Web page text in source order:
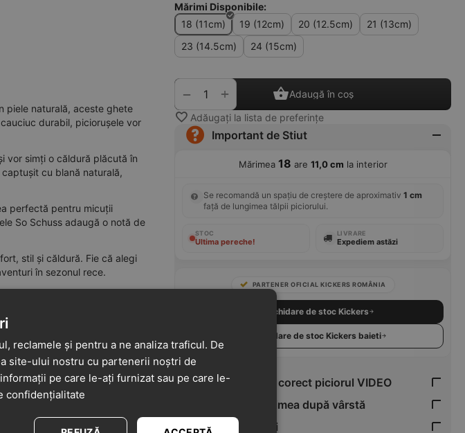
Mărimi Disponibile:
18 (11cm)
19 (12cm) 20 (12.5cm)
21 (13cm)
23 (14.5cm)
24 (15cm)
+
−
Adaugă în coș
Adăugați la lista de preferințe
Important de Stiut
Mărimea 18 are 11,0 cm la interior
Se recomandă un spațiu de creștere de aproximativ 1 cm
față de lungimea tălpii piciorului.
STOC
Ultima pereche!
LIVRARE
Expediem astăzi
PARTENER OFICIAL KICKERS ROMÂNIA
Vezi Lichidare de stoc Kickers
Vezi Lichidare de stoc Kickers baieti
Cum măsori corect piciorul VIDEO
Verifică mărimea după vârstă
Tabel Mărimi
piele naturală, aceste ghete
durabil, piciorușele vor
vor simți o căldură plăcută în
cu blană naturală,
perfectă pentru micuții
So Schuss adaugă o notă de
stil și căldură. Fie că alegi
în sezonul rece.
reclamele și pentru a ne analiza traficul. De
site-ului nostru cu partenerii noștri de
pe care le-ați furnizat sau pe care le-
confidențialitate